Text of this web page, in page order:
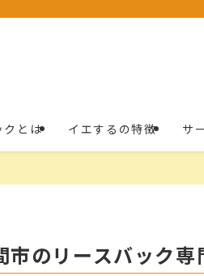
クとは イエするの特徴 サ
市のリースバック専